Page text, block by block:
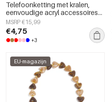
Telefoonketting met kralen,
eenvoudige acryl accessoires
voor dagelijks gebruik
MSRP €15,99
€4,75
+3
EU-magazijn